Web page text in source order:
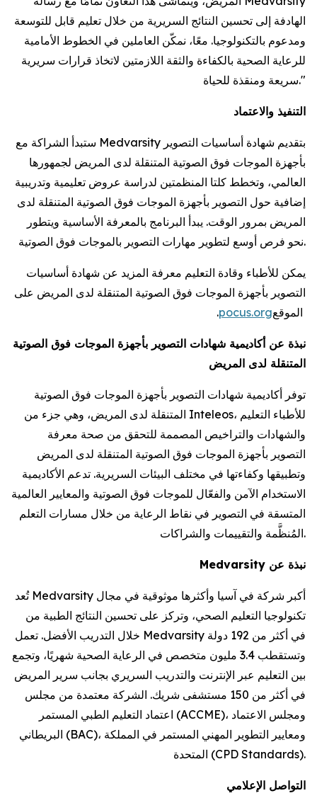
الهادفة إلى تحسين النتائج السريرية من خلال تعليم قابل للتوسعة
ومدعوم بالتكنولوجيا. معًا، نمكّن العاملين في الخطوط الأمامية
للرعاية الصحية بالكفاءة والثقة اللازمتين لاتخاذ قرارات سريرية
سريعة ومنقذة للحياة."
التنفيذ والاعتماد
ستبدأ الشراكة مع Medvarsity بتقديم شهادة أساسيات التصوير
بأجهزة الموجات فوق الصوتية المتنقلة لدى المريض لجمهورها
العالمي، وتخطط كلتا المنظمتين لدراسة عروض تعليمية وتدريبية
إضافية حول التصوير بأجهزة الموجات فوق الصوتية المتنقلة لدى
المريض بمرور الوقت. يبدأ البرنامج بالمعرفة الأساسية ويتطور
نحو فرص أوسع لتطوير مهارات التصوير بالموجات فوق الصوتية.
يمكن للأطباء وقادة التعليم معرفة المزيد عن شهادة أساسيات
التصوير بأجهزة الموجات فوق الصوتية المتنقلة لدى المريض على
pocus.org
.
نبذة عن أكاديمية شهادات التصوير بأجهزة الموجات فوق الصوتية
المتنقلة لدى المريض
توفر أكاديمية شهادات التصوير بأجهزة الموجات فوق الصوتية
المتنقلة لدى المريض، وهي جزء من Inteleos، للأطباء التعليم
والشهادات والتراخيص المصممة للتحقق من صحة معرفة
التصوير بأجهزة الموجات فوق الصوتية المتنقلة لدى المريض
وتطبيقها وكفاءتها في مختلف البيئات السريرية. تدعم الأكاديمية
الاستخدام الآمن والفعّال للموجات فوق الصوتية والمعايير العالمية
المتسقة في التصوير في نقاط الرعاية من خلال مسارات التعلم
المُنظَّمة والتقييمات والشراكات.
نبذة عن Medvarsity
تُعد Medvarsity أكبر شركة في آسيا وأكثرها موثوقية في مجال
تكنولوجيا التعليم الصحي، وتركز على تحسين النتائج الطبية من
خلال التدريب الأفضل. تعمل Medvarsity في أكثر من 192 دولة
وتستقطب 3.4 مليون متخصص في الرعاية الصحية شهريًا، وتجمع
بين التعليم عبر الإنترنت والتدريب السريري بجانب سرير المريض
في أكثر من 150 مستشفى شريك. الشركة معتمدة من مجلس
اعتماد التعليم الطبي المستمر (ACCME)، ومجلس الاعتماد
البريطاني (BAC)، ومعايير التطوير المهني المستمر في المملكة
المتحدة (CPD Standards).
التواصل الإعلامي